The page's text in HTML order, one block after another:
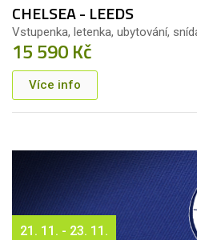
CHELSEA - LEEDS
Vstupenka, letenka, ubytování,
15 590 Kč
Více info
21. 11. - 23. 11.